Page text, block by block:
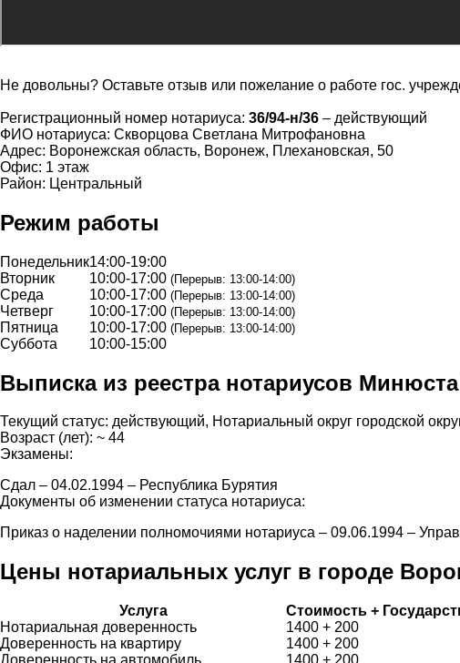
Не довольны? Оставьте отзыв или пожелание о работе гос.
Регистрационный номер нотариуса: 36/94-н/36 – действующий
ФИО нотариуса: Скворцова Светлана Митрофановна
Адрес: Воронежская область, Воронеж, Плехановская, 50
Офис: 1 этаж
Район: Центральный
Режим работы
Понедельник14:00-19:00
Вторник
10:00-17:00 (Перерыв: 13:00-14:00)
Среда 10:00-17:00 (Перерыв: 13:00-14:00)
Четверг 10:00-17:00 (Перерыв: 13:00-14:00)
Пятница 10:00-17:00 (Перерыв: 13:00-14:00)
Суббота 10:00-15:00
Выписка из реестра нотариусов
Текущий статус: действующий, Нотариальный округ городской
Возраст (лет): ~ 44
Экзамены:
Сдал – 04.02.1994 – Республика Бурятия
Документы об изменении статуса нотариуса:
Приказ о наделении полномочиями нотариуса – 09.06.1994 –
Цены нотариальных услуг в городе
Услуга
Стоимость +
Нотариальная доверенность
1400 + 200
Доверенность на квартиру
1400 + 200